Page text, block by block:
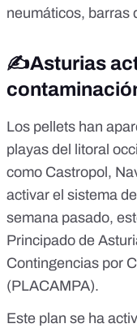
neumáticos, barras
✍️Asturias
Los pellets han
playas del litoral
como Castropol,
activar el sistema
semana pasado,
Principado de
Contingencias por
(PLACAMPA).
Este plan se ha